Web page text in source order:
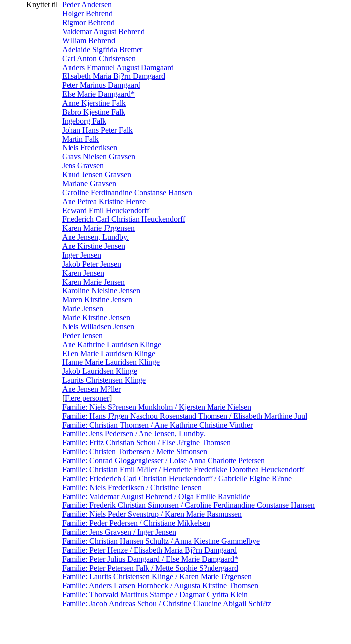
Knyttet til Peder Andersen
Holger Behrend
Rigmor Behrend
Valdemar August Behrend
William Behrend
Adelaide Sigfrida Bremer
Carl Anton Christensen
Anders Emanuel August Damgaard
Elisabeth Maria Bj?rn Damgaard
Peter Marinus Damgaard
Else Marie Damgaard*
Anne Kjerstine Falk
Babro Kjestine Falk
Ingeborg Falk
Johan Hans Peter Falk
Martin Falk
Niels Frederiksen
Gravs Nielsen Gravsen
Jens Gravsen
Knud Jensen Gravsen
Mariane Gravsen
Caroline Ferdinandine Constanse Hansen
Ane Petrea Kristine Henze
Edward Emil Heuckendorff
Friederich Carl Christian Heuckendorff
Karen Marie J?rgensen
Ane Jensen, Lundby.
Ane Kirstine Jensen
Inger Jensen
Jakob Peter Jensen
Karen Jensen
Karen Marie Jensen
Karoline Nielsine Jensen
Maren Kirstine Jensen
Marie Jensen
Marie Kirstine Jensen
Niels Willadsen Jensen
Peder Jensen
Ane Kathrine Lauridsen Klinge
Ellen Marie Lauridsen Klinge
Hanne Marie Lauridsen Klinge
Jakob Lauridsen Klinge
Laurits Christensen Klinge
Ane Jensen M?ller
[Flere personer]
Familie: Niels S?rensen Munkholm / Kjersten Marie Nielsen
Familie: Hans J?rgen Naschou Rosenstand Thomsen / Elisabeth Marthine Juul
Familie: Christian Thomsen / Ane Kathrine Christine Vinther
Familie: Jens Pedersen / Ane Jensen, Lundby.
Familie: Fritz Christian Schou / Else J?rgine Thomsen
Familie: Christen Torbensen / Mette Simonsen
Familie: Conrad Gloggengiesser / Loise Anna Charlotte Petersen
Familie: Christian Emil M?ller / Henriette Frederikke Dorothea Heuckendorff
Familie: Friederich Carl Christian Heuckendorff / Gabrielle Elgine R?nne
Familie: Niels Frederiksen / Christine Jensen
Familie: Valdemar August Behrend / Olga Emilie Ravnkilde
Familie: Frederik Christian Simonsen / Caroline Ferdinandine Constanse Hansen
Familie: Niels Peder Svenstrup / Karen Marie Rasmussen
Familie: Peder Pedersen / Christiane Mikkelsen
Familie: Jens Gravsen / Inger Jensen
Familie: Christian Hansen Schultz / Anna Kiestine Gammelbye
Familie: Peter Henze / Elisabeth Maria Bj?rn Damgaard
Familie: Peter Julius Damgaard / Else Marie Damgaard*
Familie: Peter Petersen Falk / Mette Sophie S?ndergaard
Familie: Laurits Christensen Klinge / Karen Marie J?rgensen
Familie: Anders Larsen Hornbeck / Augusta Kirstine Thomsen
Familie: Thorvald Martinus Stampe / Dagmar Gyritta Klein
Familie: Jacob Andreas Schou / Christine Claudine Abigail Schi?tz